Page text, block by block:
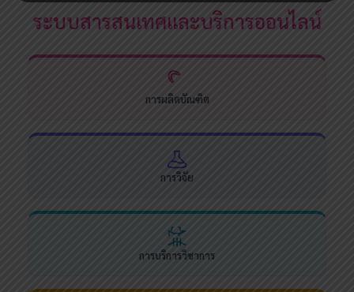
ระบบสารสนเทศและบริการออนไลน์
การผลิตบัณฑิต
การวิจัย
การบริการวิชาการ